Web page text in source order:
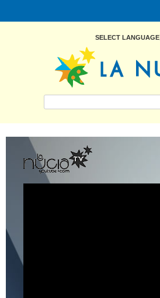
SELECT LANGUAGE